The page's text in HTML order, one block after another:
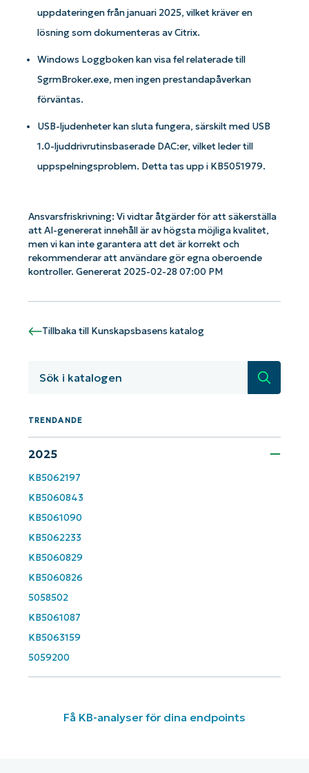
uppdateringen från januari 2025, vilket kräver en
lösning som dokumenteras av Citrix.
Windows Loggboken kan visa fel relaterade till
SgrmBroker.exe, men ingen prestandapåverkan
förväntas.
USB-ljudenheter kan sluta fungera, särskilt med USB
1.0-ljuddrivrutinsbaserade DAC:er, vilket leder till
uppspelningsproblem. Detta tas upp i KB5051979.
Ansvarsfriskrivning: Vi vidtar åtgärder för att säkerställa
att AI-genererat innehåll är av högsta möjliga kvalitet,
men vi kan inte garantera att det är korrekt och
rekommenderar att användare gör egna oberoende
kontroller. Genererat 2025-02-28 07:00 PM
Tillbaka till Kunskapsbasens katalog
Sök
TRENDANDE
2025
KB5062197
KB5060843
KB5061090
KB5062233
KB5060829
KB5060826
5058502
KB5061087
KB5063159
5059200
Få KB-analyser för dina endpoints
Kom igång med NinjaOne AI-drivna
KB-analyser!
Business
email*
Phone
number*